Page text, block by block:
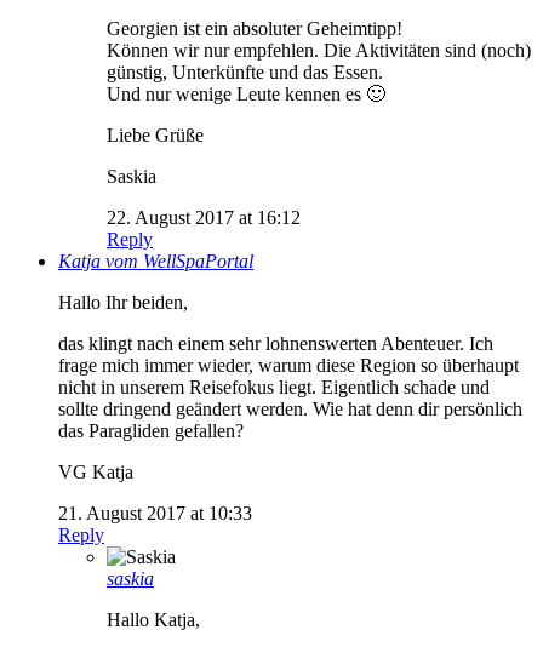
Georgien ist ein absoluter Geheimtipp!
Können wir nur empfehlen. Die Aktivitäten sind (noch)
günstig, Unterkünfte und das Essen.
Und nur wenige Leute kennen es 🙂
Liebe Grüße
Saskia
22. August 2017 at 16:12
Reply
Katja vom WellSpaPortal
Hallo Ihr beiden,
das klingt nach einem sehr lohnenswerten Abenteuer. Ich
frage mich immer wieder, warum diese Region so überhaupt
nicht in unserem Reisefokus liegt. Eigentlich schade und
sollte dringend geändert werden. Wie hat denn dir persönlich
das Paragliden gefallen?
VG Katja
21. August 2017 at 10:33
Reply
saskia
Hallo Katja,